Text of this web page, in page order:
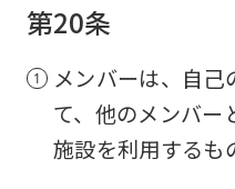
第20条
メンバーは、自
て、他のメンバー
施設を利用するも